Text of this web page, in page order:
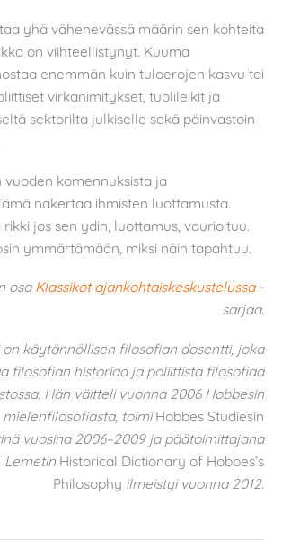
yhä vähenevässä määrin sen kohteita
on viihteellistynyt. Kuuma
enemmän kuin tuloerojen kasvu tai
virkanimitykset, tuolileikit ja
sektorilta julkiselle sekä päinvastoin
vuoden komennuksista ja
nakertaa ihmisten luottamusta.
jos sen ydin, luottamus, vaurioituu.
ymmärtämään, miksi näin tapahtuu.
osa Klassikot ajankohtaiskeskustelussa-
sarjaa.
käytännöllisen filosofian dosentti, joka
filosofian historiaa ja poliittista filosofiaa
Hän väitteli vuonna 2006 Hobbesin
mielenfilosofiasta, toimiHobbes Studiesin
vuosina 2006–2009 ja päätoimittajana
Lemetin Historical Dictionary of Hobbes’s
Philosophy ilmeistyi vuonna 2012.